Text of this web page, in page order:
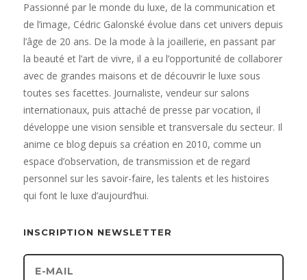
Passionné par le monde du luxe, de la communication et
de l’image, Cédric Galonské évolue dans cet univers depuis
l’âge de 20 ans. De la mode à la joaillerie, en passant par
la beauté et l’art de vivre, il a eu l’opportunité de collaborer
avec de grandes maisons et de découvrir le luxe sous
toutes ses facettes. Journaliste, vendeur sur salons
internationaux, puis attaché de presse par vocation, il
développe une vision sensible et transversale du secteur. Il
anime ce blog depuis sa création en 2010, comme un
espace d’observation, de transmission et de regard
personnel sur les savoir-faire, les talents et les histoires
qui font le luxe d’aujourd’hui.
INSCRIPTION NEWSLETTER